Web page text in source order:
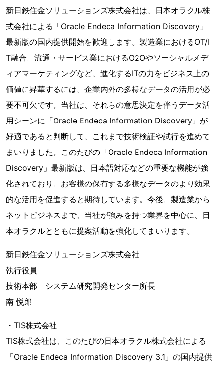
新日鉄住金ソリューションズ株式会社は、日本オラクル株
式会社による「Oracle Endeca Information Discovery」
最新版の国内提供開始を歓迎します。製造業におけるOT/I
T融合、流通・サービス業におけるO2Oやソーシャルメデ
ィアマーケティングなど、進化するITの力をビジネス上の
価値に昇華するには、企業内外の多様なデータの活用が必
要不可欠です。当社は、それらの意思決定を伴うデータ活
用シーンに「Oracle Endeca Information Discovery」が
好適であると判断して、これまで技術検証や試行を進めて
まいりました。このたびの「Oracle Endeca Information
Discovery」最新版は、日本語対応などの重要な機能が強
化されており、お客様の保有する多様なデータのより効果
的な活用を促進すると期待しています。今後、製造業から
ネットビジネスまで、当社が強みを持つ業界を中心に、日
本オラクルとともに提案活動を強化してまいります。
新日鉄住金ソリューションズ株式会社
執行役員
技術本部 システム研究開発センター所長
南 悦郎
・TIS株式会社
TIS株式会社は、このたびの日本オラクル株式会社による
「Oracle Endeca Information Discovery 3.1」の国内提供